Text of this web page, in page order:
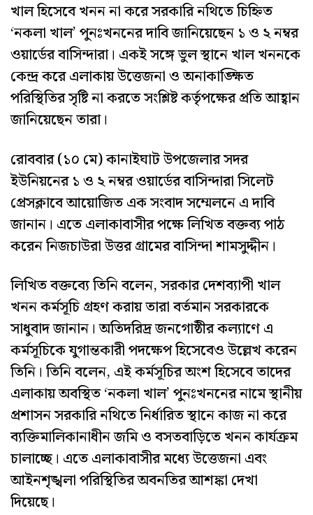
খাল হিসেবে খনন না করে সরকারি নথিতে চিহ্নিত
‘নকলা খাল’ পুনঃখননের দাবি জানিয়েছেন ১ ও ২ নম্বর
ওয়ার্ডের বাসিন্দারা। একই সঙ্গে ভুল স্থানে খাল খননকে
কেন্দ্র করে এলাকায় উত্তেজনা ও অনাকাঙ্ক্ষিত
পরিস্থিতির সৃষ্টি না করতে সংশ্লিষ্ট কর্তৃপক্ষের প্রতি আহ্বান
জানিয়েছেন তারা।
রোববার (১০ মে) কানাইঘাট উপজেলার সদর
ইউনিয়নের ১ ও ২ নম্বর ওয়ার্ডের বাসিন্দারা সিলেট
প্রেসক্লাবে আয়োজিত এক সংবাদ সম্মেলনে এ দাবি
জানান। এতে এলাকাবাসীর পক্ষে লিখিত বক্তব্য পাঠ
করেন নিজচাউরা উত্তর গ্রামের বাসিন্দা শামসুদ্দীন।
লিখিত বক্তব্যে তিনি বলেন, সরকার দেশব্যাপী খাল
খনন কর্মসূচি গ্রহণ করায় তারা বর্তমান সরকারকে
সাধুবাদ জানান। অতিদরিদ্র জনগোষ্ঠীর কল্যাণে এ
কর্মসূচিকে যুগান্তকারী পদক্ষেপ হিসেবেও উল্লেখ করেন
তিনি। তিনি বলেন, এই কর্মসূচির অংশ হিসেবে তাদের
এলাকায় অবস্থিত ‘নকলা খাল’ পুনঃখননের নামে স্থানীয়
প্রশাসন সরকারি নথিতে নির্ধারিত স্থানে কাজ না করে
ব্যক্তিমালিকানাধীন জমি ও বসতবাড়িতে খনন কার্যক্রম
চালাচ্ছে। এতে এলাকাবাসীর মধ্যে উত্তেজনা এবং
আইনশৃঙ্খলা পরিস্থিতির অবনতির আশঙ্কা দেখা
দিয়েছে।